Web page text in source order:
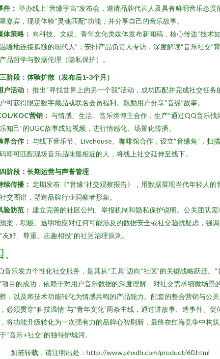
件： 举办线上“音缘宇宙”发布会，邀请品牌代言人及具有鲜明音乐态度
嘉宾，现场体验“灵魂匹配”功能，并分享自己的音乐故事。
体策略： 向科技、文娱、青年文化类媒体发布新闻稿，核心传达“技术
暖地连接孤独的现代人”；安排产品负责人专访，深度解读“音乐社交”
品哲学与数据伦理（隐私保护）。
阶段：体验扩散（发布后1-3个月）
户活动： 推出“寻找世界上的另一个我”活动，成功匹配并完成社交任务
可获得限定数字藏品或联名会员福利。鼓励用户分享“音缘”故事。
KOC营销： 与情感、生活、音乐类博主合作，生产“通过QQ音乐找
知己”的UGC故事或短视频，进行情感化、场景化传播。
界合作： 与线下音乐节、Livehouse、咖啡馆合作，设立“音缘角”，扫
即可匹配现场音乐品味最相近的人，将线上社交延伸至线下。
阶段：长期运营与声誉管理
续传播： 定期发布《“音缘”社交观察报告》，用数据展现当代年轻人的
交图谱，塑造品牌行业洞察者形象。
险防范： 建立完善的社区公约、举报机制和隐私保护说明。公关团队需
案，积极、透明地应对任何可能涉及的数据安全或社交骚扰疑虑，强
友好、尊重、志趣相投”的社区治理原则。
音乐发力个性化社交服务，是其从“工具”迈向“社区”的关键战略跃迁。“
项目的成功，依赖于对用户音乐数据的深度理解、对社交需求细微场景
，以及将技术功能转化为情感共鸣的产品能力。配套的整合营销与公
必须贯穿“科技温情”与“青年文化”两条主线，通过讲故事、造事件、促
将功能升级转化为一次强有力的品牌心智刷新，最终在红海竞争中构
“音乐+社交”的独特护城河。
如若转载，请注明出处：http://www.phxdh.com/product/60.html